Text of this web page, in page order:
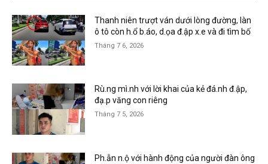
Thanh niên trượt ván dưới lòng đường, làn
ô tô còn h.ổ b.áo, d.ọa đ.ập x.e và đi tìm bố
Tháng 7 6, 2026
Rù.ng mì.nh với lời khai của kẻ đá.nh đ.ập,
đạ.p văng con riêng
Tháng 7 5, 2026
Ph.ẫn n.ộ với hành động của người đàn ông